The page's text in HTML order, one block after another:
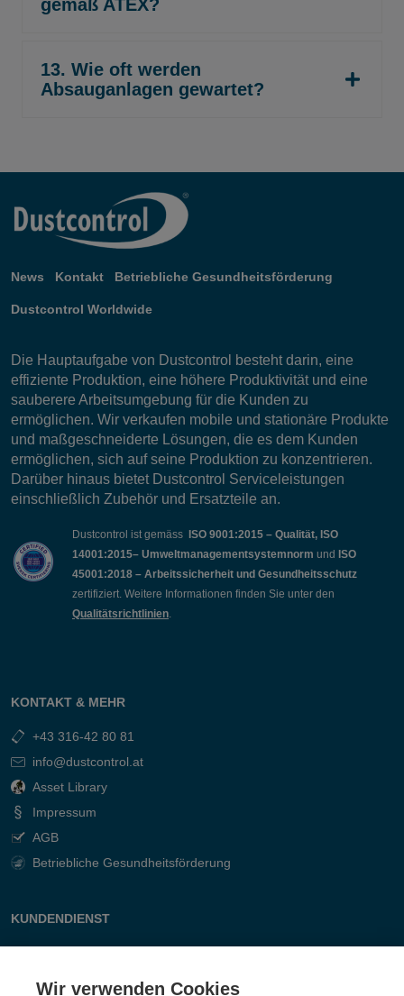
gemäß ATEX?
13. Wie oft werden
Absauganlagen gewartet?
News Kontakt Betriebliche Gesundheitsförderung
Dustcontrol Worldwide
Die Hauptaufgabe von Dustcontrol besteht darin, eine
effiziente Produktion, eine höhere Produktivität und eine
sauberere Arbeitsumgebung für die Kunden zu
ermöglichen. Wir verkaufen mobile und stationäre Produkte
und maßgeschneiderte Lösungen, die es dem Kunden
ermöglichen, sich auf seine Produktion zu konzentrieren.
Darüber hinaus bietet Dustcontrol Serviceleistungen
einschließlich Zubehör und Ersatzteile an.
Dustcontrol ist gemäss
ISO 9001:2015 – Qualität, ISO
14001:2015– Umweltmanagementsystemnorm und ISO
45001:2018 – Arbeitssicherheit und Gesundheitsschutz
zertifiziert. Weitere Informationen finden Sie unter den
Qualitätsrichtlinien.
KONTAKT & MEHR
+43 316-42 80 81
info@dustcontrol.at
Asset Library
Impressum
AGB
Betriebliche Gesundheitsförderung
KUNDENDIENST
Fragen & Antworten
Wir verwenden Cookies